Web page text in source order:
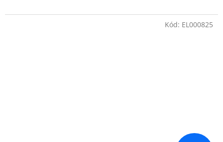
Kód: EL000825